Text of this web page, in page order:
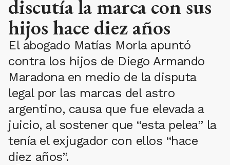
discutía la marca con sus
hijos hace diez años
El abogado Matías Morla apuntó
contra los hijos de Diego Armando
Maradona en medio de la disputa
legal por las marcas del astro
argentino, causa que fue elevada a
juicio, al sostener que “esta pelea” la
tenía el exjugador con ellos “hace
diez años”.